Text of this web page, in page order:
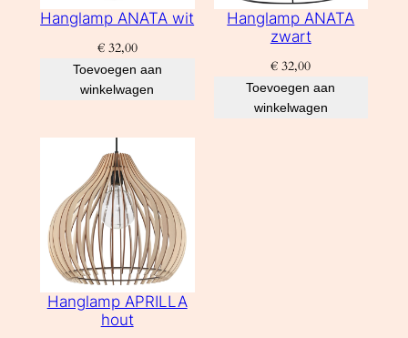
Hanglamp ANATA wit
€32,00
Toevoegen aan
winkelwagen
Hanglamp ANATA
zwart
€ 32,00
Toevoegen aan
winkelwagen
Hanglamp APRILLA
hout